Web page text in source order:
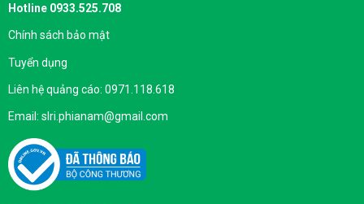
Hotline 0933.525.708
Chính sách bảo mật
Tuyển dụng
Liên hệ quảng cáo: 0971.118.618
Email: slri.phianam@gmail.com